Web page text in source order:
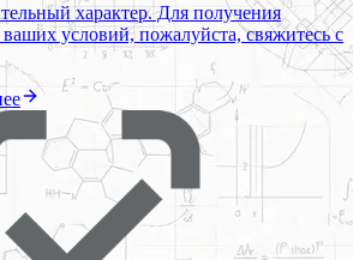
характер. Для получения
условий, пожалуйста, свяжитесь с